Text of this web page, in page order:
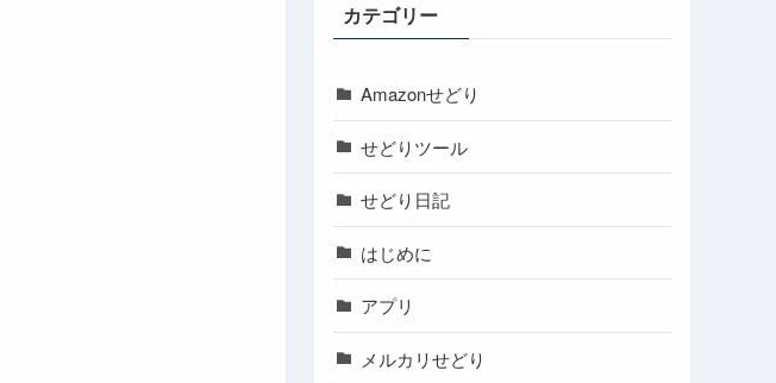
カテゴリー
Amazonせどり
せどりツール
せどり日記
はじめに
アプリ
メルカリせどり